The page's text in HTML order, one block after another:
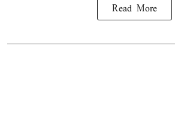
Read More